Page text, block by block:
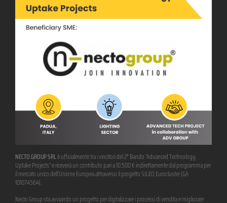
NECTO GROUP SRLè ufficialmente tra i vincitori del 2° Bando “Advanced Technology
Uptake Projects” e riceverà un contributo pari a 10.500 € indirettamente dal programma per
il mercato unico dell’Unione Europea attraverso il progetto SILEO Eurocluster (GA
101074564).
Necto Group sta avviando un progetto per digitalizzare i processi di vendita e migliorare